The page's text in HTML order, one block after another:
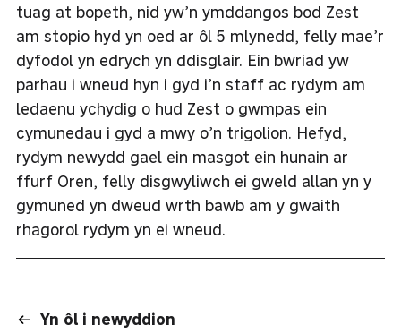
tuag at bopeth, nid yw’n ymddangos bod Zest
am stopio hyd yn oed ar ôl 5 mlynedd, felly mae’r
dyfodol yn edrych yn ddisglair. Ein bwriad yw
parhau i wneud hyn i gyd i’n staff ac rydym am
ledaenu ychydig o hud Zest o gwmpas ein
cymunedau i gyd a mwy o’n trigolion. Hefyd,
rydym newydd gael ein masgot ein hunain ar
ffurf Oren, felly disgwyliwch ei gweld allan yn y
gymuned yn dweud wrth bawb am y gwaith
rhagorol rydym yn ei wneud.
Yn ôl i newyddion